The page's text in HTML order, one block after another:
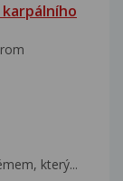
který...